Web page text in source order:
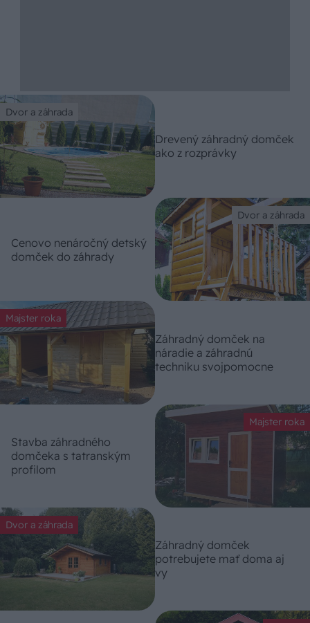
Dvor a záhrada
Drevený záhradný domček
ako z rozprávky
Dvor a záhrada
Cenovo nenáročný detský
domček do záhrady
Majster roka
Záhradný domček na
náradie a záhradnú
techniku svojpomocne
Majster roka
Stavba záhradného
domčeka s tatranským
profilom
Dvor a záhrada
Záhradný domček
potrebujete mať doma aj
vy